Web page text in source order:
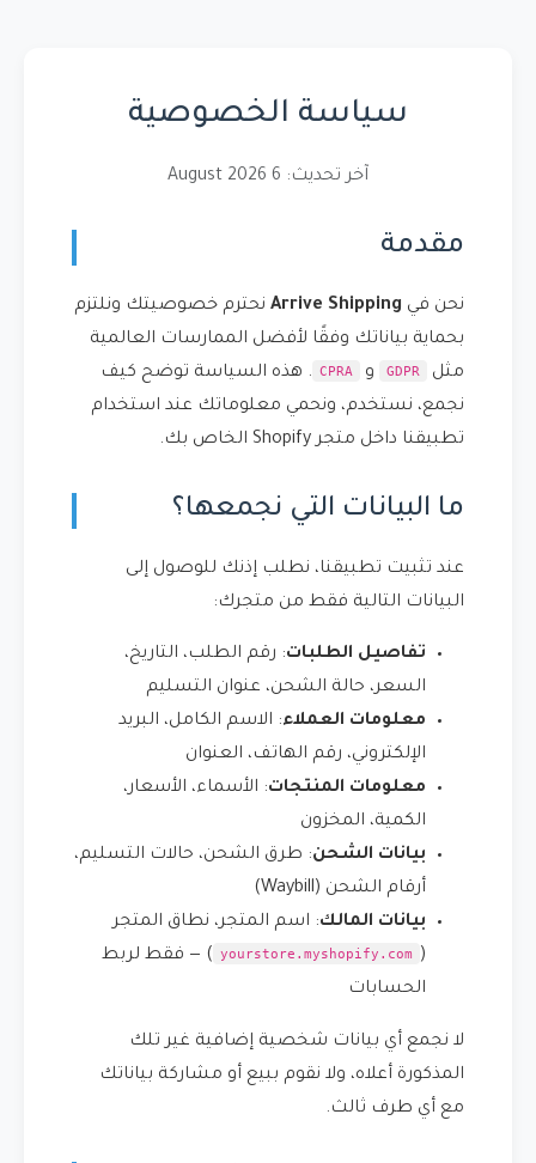
سياسة الخصوصية
آخر تحديث: 6 August 2026
مقدمة
نحن في Arrive Shipping نحترم خصوصيتك ونلتزم
بحماية بياناتك وفقًا لأفضل الممارسات العالمية
مثل
GDPR و CPRA . هذه السياسة توضح كيف
نجمع، نستخدم، ونحمي معلوماتك عند استخدام
تطبيقنا داخل متجر Shopify الخاص بك.
ما البيانات التي نجمعها؟
عند تثبيت تطبيقنا، نطلب إذنك للوصول إلى
البيانات التالية فقط من متجرك:
تفاصيل الطلبات: رقم الطلب، التاريخ،
السعر، حالة الشحن، عنوان التسليم
معلومات العملاء: الاسم الكامل، البريد
الإلكتروني، رقم الهاتف، العنوان
معلومات المنتجات: الأسماء، الأسعار،
الكمية، المخزون
بيانات الشحن: طرق الشحن، حالات التسليم،
أرقام الشحن (Waybill)
بيانات المالك: اسم المتجر، نطاق المتجر
(
yourstore.myshopify.com ) — فقط لربط
الحسابات
لا نجمع أي بيانات شخصية إضافية غير تلك
المذكورة أعلاه، ولا نقوم ببيع أو مشاركة بياناتك
مع أي طرف ثالث.